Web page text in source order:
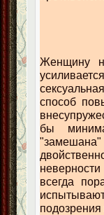
Женщину
способ
бы
всегда